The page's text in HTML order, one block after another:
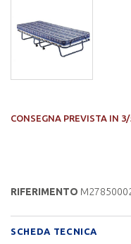
CONSEGNA PREVISTA IN
RIFERIMENTO
SCHEDA TECNICA